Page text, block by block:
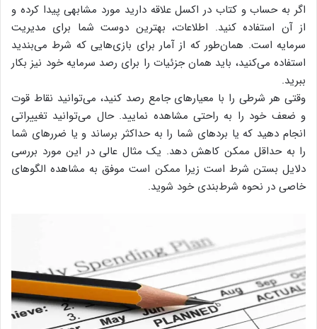
اگر به حساب و کتاب در اکسل علاقه دارید مورد مشابهی پیدا کرده و
از آن استفاده کنید. اطلاعات، بهترین دوست شما برای مدیریت
سرمایه است. همان‌طور که از آمار برای بازی‌هایی که شرط می‌بندید
استفاده می‌کنید، باید همان جزئیات را برای رصد سرمایه خود نیز بکار
ببرید.
وقتی هر شرطی را با معیارهای جامع رصد ‌کنید، می‌توانید نقاط قوت
و ضعف خود را به راحتی مشاهده نمایید. حال می‌توانید تغییراتی
انجام دهید که یا برد‌های شما را به حداکثر برساند و یا ضررهای شما
را به حداقل ممکن کاهش دهد. یک مثال عالی در این مورد بررسی
دلایل بستن شرط است زیرا ممکن است موفق به مشاهده الگوهای
خاصی در نحوه شرط‌بندی خود شوید.